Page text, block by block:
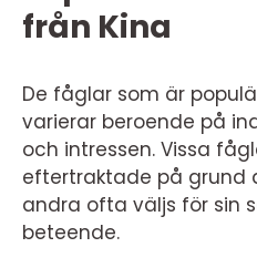
från Kina
De fåglar som är
varierar beroende på
och intressen. Vissa
eftertraktade på grund
andra ofta väljs för sin
beteende.